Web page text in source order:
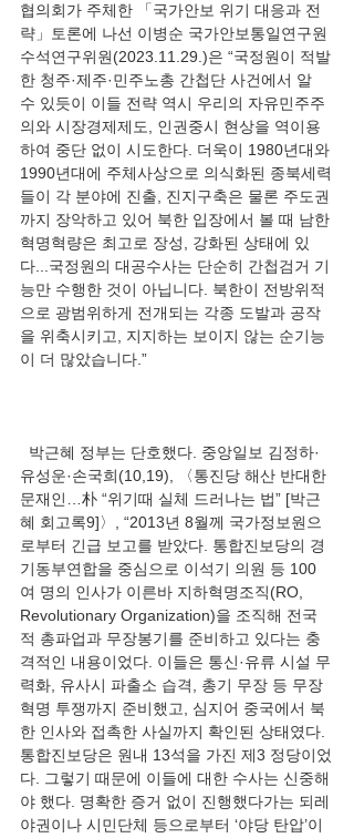
협의회가 주체한 「국가안보 위기 대응과 전
략」토론에 나선 이병순 국가안보통일연구원
수석연구위원(2023.11.29.)은 “국정원이 적발
한 청주·제주·민주노총 간첩단 사건에서 알
수 있듯이 이들 전략 역시 우리의 자유민주주
의와 시장경제제도, 인권중시 현상을 역이용
하여 중단 없이 시도한다. 더욱이 1980년대와
1990년대에 주체사상으로 의식화된 종북세력
들이 각 분야에 진출, 진지구축은 물론 주도권
까지 장악하고 있어 북한 입장에서 볼 때 남한
혁명혁량은 최고로 장성, 강화된 상태에 있
다...국정원의 대공수사는 단순히 간첩검거 기
능만 수행한 것이 아닙니다. 북한이 전방위적
으로 광범위하게 전개되는 각종 도발과 공작
을 위축시키고, 지지하는 보이지 않는 순기능
유성운·손국희(10,19), 〈통진당 해산 반대한
문재인…朴 “위기때 실체 드러나는 법” [박근
혜 회고록9]〉, “2013년 8월께 국가정보원으
로부터 긴급 보고를 받았다. 통합진보당의 경
기동부연합을 중심으로 이석기 의원 등 100
여 명의 인사가 이른바 지하혁명조직(RO,
Revolutionary Organization)을 조직해 전국
적 총파업과 무장봉기를 준비하고 있다는 충
격적인 내용이었다. 이들은 통신·유류 시설 무
력화, 유사시 파출소 습격, 총기 무장 등 무장
혁명 투쟁까지 준비했고, 심지어 중국에서 북
한 인사와 접촉한 사실까지 확인된 상태였다.
통합진보당은 원내 13석을 가진 제3 정당이었
다. 그렇기 때문에 이들에 대한 수사는 신중해
야 했다. 명확한 증거 없이 진행했다가는 되레
야권이나 시민단체 등으로부터 ‘야당 탄압’이